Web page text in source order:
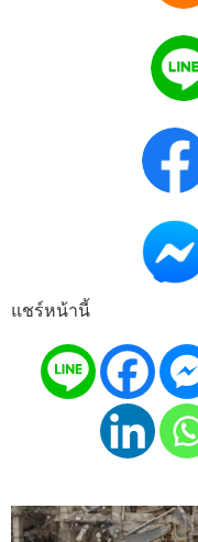
แชร์หน้านี้